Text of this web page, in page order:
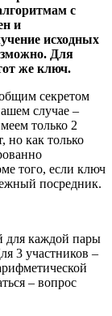
с
и
исходных
Для
же ключ.
секретом
случае –
только 2
но как только
того, если ключ
посредник.
для каждой пары
3 участников –
– вопрос